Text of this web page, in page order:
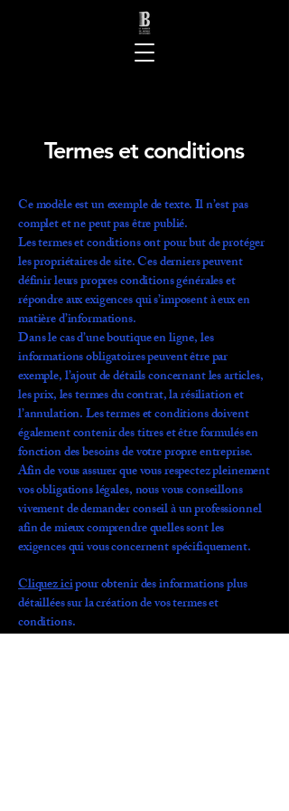
Termes et conditions
Ce modèle est un exemple de texte. Il n’est pas
complet et ne peut pas être publié.
Les termes et conditions ont pour but de protéger
les propriétaires de site. Ces derniers peuvent
définir leurs propres conditions générales et
répondre aux exigences qui s’imposent à eux en
matière d’informations.
Dans le cas d’une boutique en ligne, les
informations obligatoires peuvent être par
exemple, l’ajout de détails concernant les articles,
les prix, les termes du contrat, la résiliation et
l’annulation. Les termes et conditions doivent
également contenir des titres et être formulés en
fonction des besoins de votre propre entreprise.
Afin de vous assurer que vous respectez pleinement
vos obligations légales, nous vous conseillons
vivement de demander conseil à un professionnel
afin de mieux comprendre quelles sont les
exigences qui vous concernent spécifiquement.
Cliquez icipour obtenir des informations plus
détaillées sur la création de vos termes et
conditions.